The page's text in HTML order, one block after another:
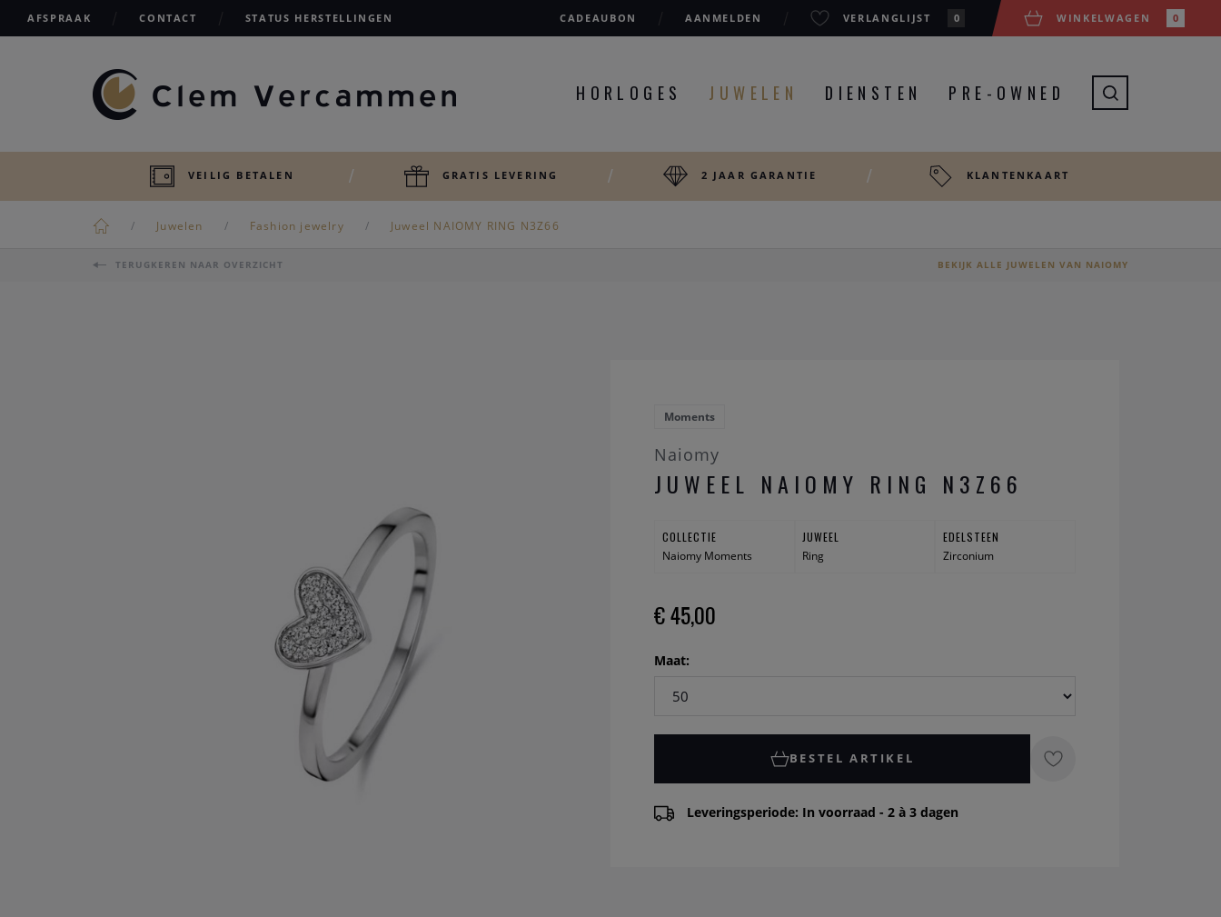
AFSPRAAK CONTACT STATUS HERSTELLINGEN CADEAUBON AANMELDEN VERLANGLIJST 0 WINKELWAGEN 0
HORLOGES JUWELEN DIENSTEN PRE-OWNED
VEILIG BETALEN GRATIS LEVERING 2 JAAR GARANTIE KLANTENKAART
Juwelen Fashion jewelry Juweel NAIOMY RING N3Z66
TERUGKEREN NAAR OVERZICHT BEKIJK ALLE JUWELEN VAN NAIOMY
Moments
Naiomy
JUWEEL NAIOMY RING N3Z66
COLLECTIE
Naiomy Moments
JUWEEL
Ring
EDELSTEEN
Zirconium
€ 45,00
Maat:
BESTEL ARTIKEL
Leveringsperiode: In voorraad - 2 à 3 dagen